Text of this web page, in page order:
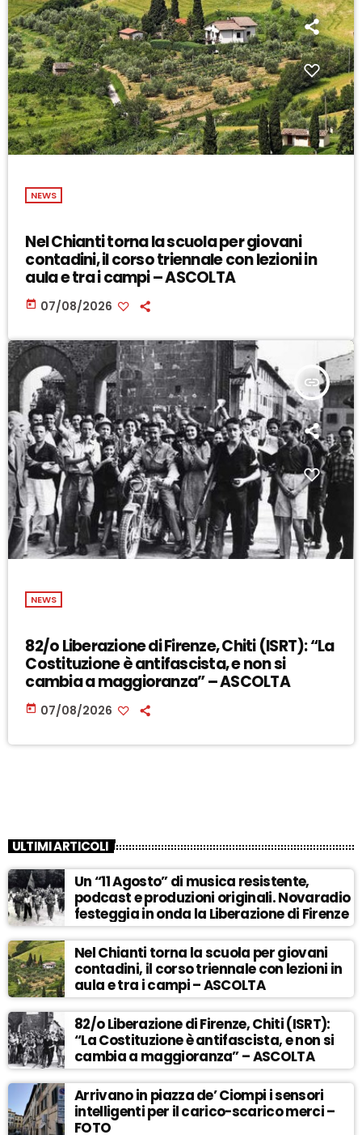
NEWS
Nel Chianti torna la scuola per giovani
contadini, il corso triennale con lezioni in
aula e tra i campi – ASCOLTA
today 07/08/2026
insert_link
NEWS
82/o Liberazione di Firenze, Chiti (ISRT): “La
Costituzione è antifascista, e non si
cambia a maggioranza” – ASCOLTA
today 07/08/2026
ULTIMI ARTICOLI
Un “11 Agosto” di musica resistente,
podcast e produzioni originali. Novaradio
festeggia in onda la Liberazione di Firenze
Nel Chianti torna la scuola per giovani
contadini, il corso triennale con lezioni in
aula e tra i campi – ASCOLTA
82/o Liberazione di Firenze, Chiti (ISRT):
“La Costituzione è antifascista, e non si
cambia a maggioranza” – ASCOLTA
Arrivano in piazza de’ Ciompi i sensori
intelligenti per il carico-scarico merci –
FOTO